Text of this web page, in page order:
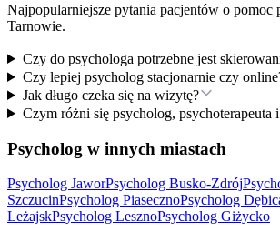
Najpopularniejsze pytania pacjentów o pomoc
Tarnowie.
Czy do psychologa potrzebne jest
Czy lepiej psycholog stacjonarnie czy
Jak długo czeka się na wizytę?
Czym różni się psycholog, psychoterapeuta
Psycholog w innych miastach
Psycholog JaworPsycholog Busko-Zdrój
SzczucinPsycholog PiasecznoPsycholog
LeżajskPsycholog LesznoPsycholog Giżycko